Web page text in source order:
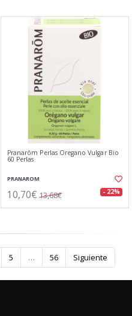
Pranarôm Perlas Oregano Vulgar Bio
60 Perlas
PRANAROM
10,70€ 13,68€ - 22%
5 … 56 Siguiente